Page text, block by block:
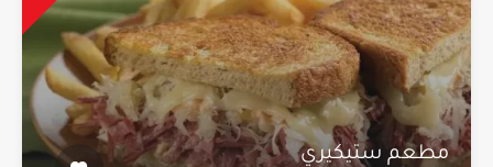
مطعم ستيكيري